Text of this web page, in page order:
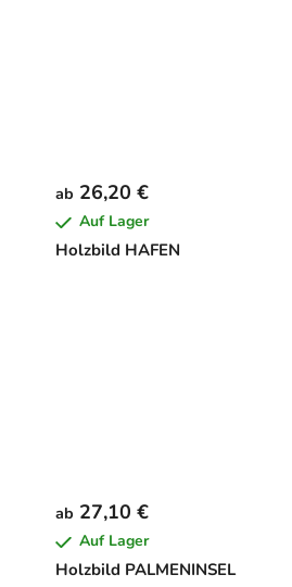
Holzbild HAFEN
ab 26,20 €
Auf Lager
Holzbild PALMENINSEL
ab 27,10 €
Auf Lager